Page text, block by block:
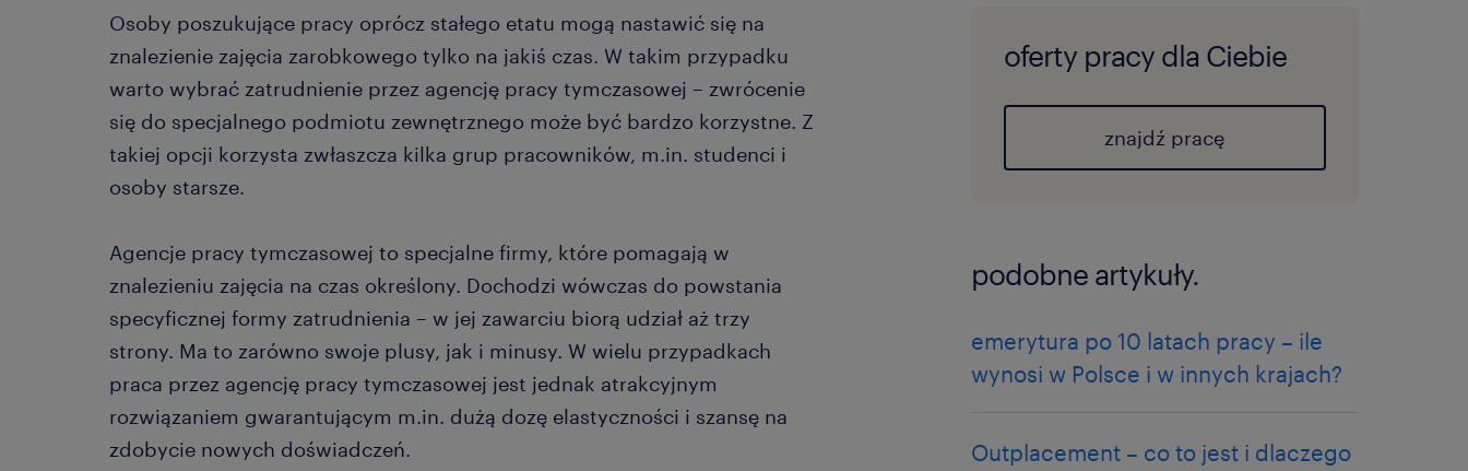
Osoby poszukujące pracy oprócz stałego etatu mogą nastawić się na
znalezienie zajęcia zarobkowego tylko na jakiś czas. W takim przypadku
warto wybrać zatrudnienie przez agencję pracy tymczasowej – zwrócenie
się do specjalnego podmiotu zewnętrznego może być bardzo korzystne. Z
takiej opcji korzysta zwłaszcza kilka grup pracowników, m.in. studenci i
osoby starsze.
Agencje pracy tymczasowej to specjalne firmy, które pomagają w
znalezieniu zajęcia na czas określony. Dochodzi wówczas do powstania
specyficznej formy zatrudnienia – w jej zawarciu biorą udział aż trzy
strony. Ma to zarówno swoje plusy, jak i minusy. W wielu przypadkach
praca przez agencję pracy tymczasowej jest jednak atrakcyjnym
rozwiązaniem gwarantującym m.in. dużą dozę elastyczności i szansę na
zdobycie nowych doświadczeń.
oferty pracy dla Ciebie
znajdź pracę
podobne artykuły.
emerytura po 10 latach pracy – ile
wynosi w Polsce i w innych krajach?
Outplacement – co to jest i dlaczego